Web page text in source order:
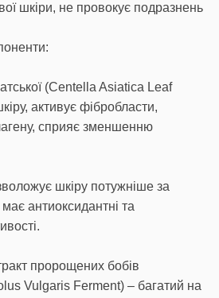
шкіри, не провокує подразнень
(Centella Asiatica Leaf
активує фібробласти,
сприяє зменшенню
шкіру потужніше за
антиоксидантні та
пророщених бобів
Vulgaris Ferment) – багатий на